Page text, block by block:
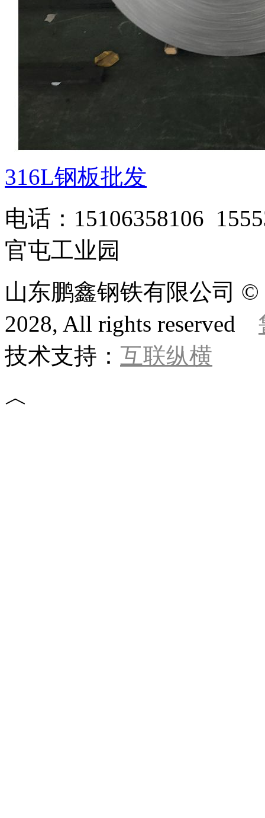
316L钢板批发
电话：15106358106
官屯工业园
山东鹏鑫钢铁有限公司
2028, All rights reserved
技术支持： 互联纵横
︿